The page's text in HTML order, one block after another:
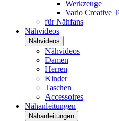
Werkzeuge
Vario Creative
für Nähfans
Nähvideos
Nähvideos
Nähvideos
Damen
Herren
Kinder
Taschen
Accessoires
Nähanleitungen
Nähanleitungen